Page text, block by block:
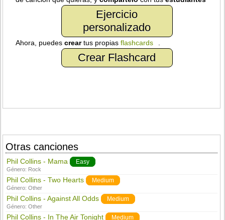
Ejercicio
personalizado
Ahora, puedescreartus propiasflashcards
Crear Flashcard
Otras canciones
Phil Collins - Mama Easy
Género: Rock
Phil Collins - Two Hearts Medium
Género:Other
Phil Collins - Against All Odds Medium
Género:Other
Phil Collins - In The Air Tonight Medium